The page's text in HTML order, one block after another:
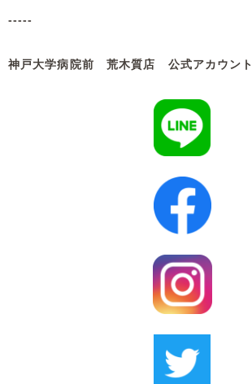
-----
神戸大学病院前 荒木質店 公式アカウント